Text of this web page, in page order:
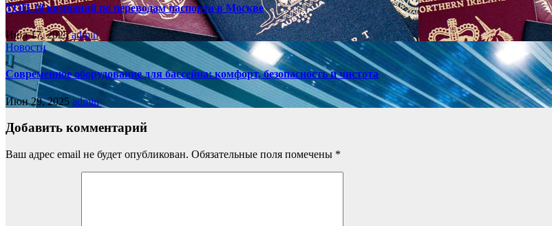
ТОП-10 компаний по переводам паспорта в Москве
Июл 17, 2025admin
Новости
Современное оборудование для бассейна: комфорт, безопасность и чистота
Июн 29, 2025 admin
Добавить комментарий
Ваш адрес email не будет опубликован. Обязательные поля помечены *